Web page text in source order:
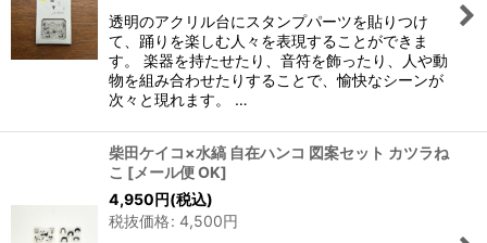
透明のアクリル台にスタンプパーツを貼りつけ
て、踊りを楽しむ人々を表現することができま
す。 楽器を持たせたり、音符を飾ったり、人や動
物を組み合わせたりすることで、愉快なシーンが
次々と現れます。 …
柴田ケイコ×水縞 自在ハンコ 図案セット カツラね
こ [メール便 OK]
4,950円(税込)
税抜価格: 4,500円